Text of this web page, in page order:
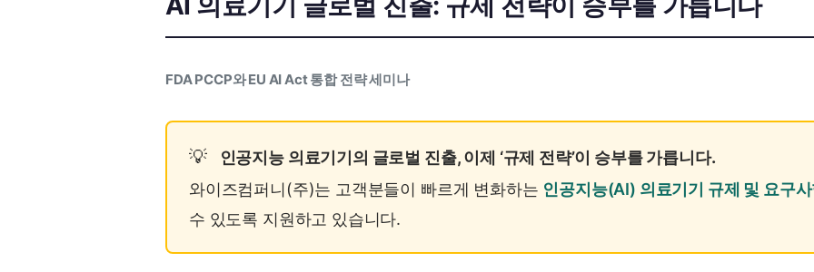
FDA PCCP와 EU AI Act 통합 전략 세미나
인공지능 의료기기의 글로벌 진출, 이제 ‘규제 전략’이 승부를 가릅니다.
와이즈컴퍼니(주)는 고객분들이 빠르게 변화하는 인공지능(AI) 의료기기 규제 및 요구
수 있도록 지원하고 있습니다.